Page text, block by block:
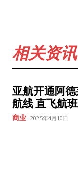
相关资讯
亚航开通阿
航线 直飞航
商业 2025年4月10日